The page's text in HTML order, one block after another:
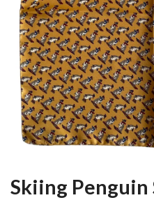
Skiing Penguin